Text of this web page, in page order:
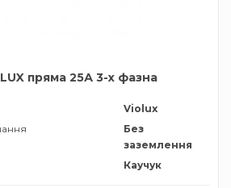
пряма 25А 3-х фазна
Violux
Без
заземлення
Каучук